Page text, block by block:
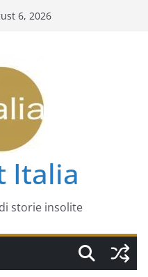
6, 2026
Italia
storie insolite